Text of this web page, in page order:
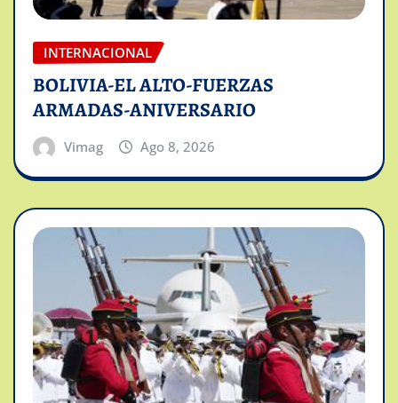
INTERNACIONAL
BOLIVIA-EL ALTO-FUERZAS
ARMADAS-ANIVERSARIO
Vimag Ago 8, 2026